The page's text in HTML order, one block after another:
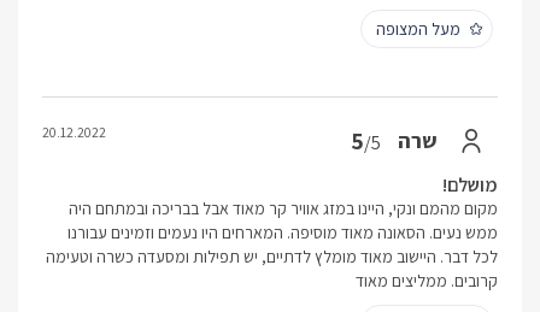
מעל המצופה
שרה 5/5
20.12.2022
מושלם!
מקום מהמם ונקי, היינו במזג אוויר קר מאוד אבל בבריכה ובמתחם היה
ממש נעים. הסאונה מאוד מוסיפה. המארחים היו נעמים וזמינים עבורנו
לכל דבר. היישוב מאוד מומלץ לדתיים, יש תפילות ומסעדה כשרה וטעימה
קרובים. ממליצים מאוד